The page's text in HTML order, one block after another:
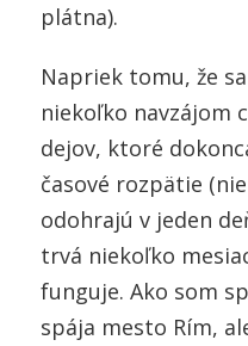
plátna).
Napriek tomu, že
niekoľko navzájom
dejov, ktoré
časové rozpätie
odohrajú v jeden
trvá niekoľko
funguje. Ako som
spája mesto Rím,